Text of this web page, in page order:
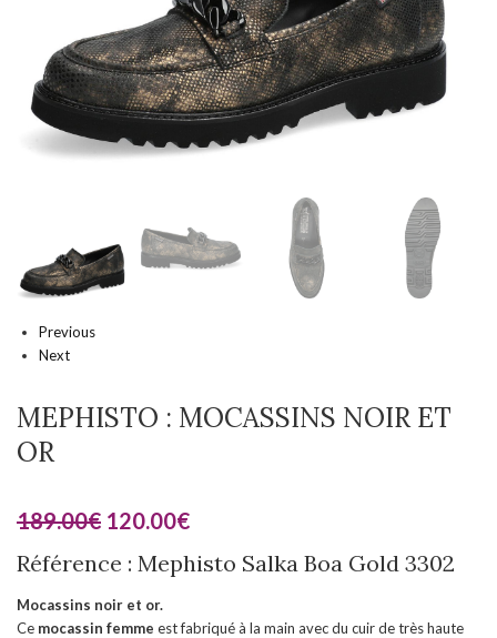
Previous
Next
MEPHISTO : MOCASSINS NOIR ET
OR
189.00€ 120.00€
Référence : Mephisto Salka Boa Gold 3302
Mocassins noir et or.
Ce mocassin femme est fabriqué à la main avec du cuir de très haute